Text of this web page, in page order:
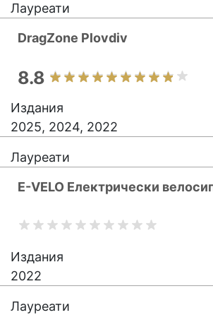
Лауреати
DragZone Plovdiv
8.8
Издания
2025, 2024, 2022
Лауреати
E-VELO Електрически
Издания
2022
Лауреати